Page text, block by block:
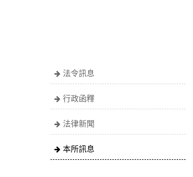
法令訊息
行政函釋
法律新聞
本所訊息